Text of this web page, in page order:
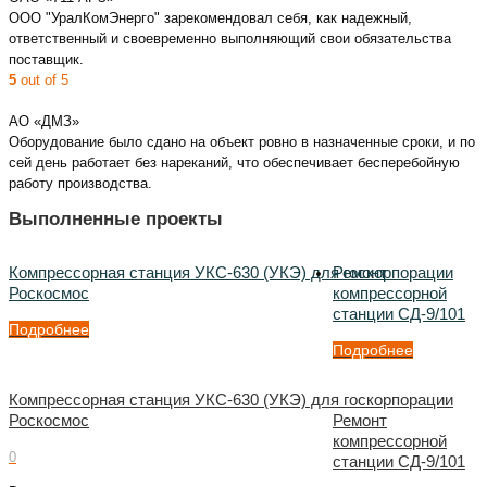
ООО "УралКомЭнерго" зарекомендовал себя, как надежный,
ответственный и своевременно выполняющий свои обязательства
поставщик.
5 out of 5
АО «ДМЗ»
Оборудование было сдано на объект ровно в назначенные сроки, и по
сей день работает без нареканий, что обеспечивает бесперебойную
работу производства.
Выполненные проекты
Компрессорная станция УКС-630 (УКЭ) для госкорпорации
Роскосмос
Подробнее
Компрессорная станция УКС-630 (УКЭ) для госкорпорации
Роскосмос
0
Ремонт
компрессорной
станции СД-9/101
Подробнее
Ремонт
компрессорной
станции СД-9/101